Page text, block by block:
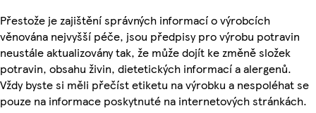
Přestože je zajištění správných informací o výrobcích
věnována nejvyšší péče, jsou předpisy pro výrobu potravin
neustále aktualizovány tak, že může dojít ke změně složek
potravin, obsahu živin, dietetických informací a alergenů.
Vždy byste si měli přečíst etiketu na výrobku a nespoléhat se
pouze na informace poskytnuté na internetových stránkách.